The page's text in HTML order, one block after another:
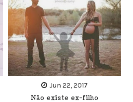
Jun 22, 2017
Não existe ex-filho